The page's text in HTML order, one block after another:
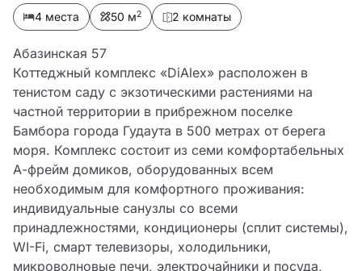
4 места 50 м2 2 комнаты
Абазинская 57
Коттеджный комплекс «DiAlex» расположен в
тенистом саду с экзотическими растениями на
частной территории в прибрежном поселке
Бамбора города Гудаута в 500 метрах от берега
моря. Комплекс состоит из семи комфортабельных
А-фрейм домиков, оборудованных всем
необходимым для комфортного проживания:
индивидуальные санузлы со всеми
принадлежностями, кондиционеры (сплит системы),
WI-Fi, смарт телевизоры, холодильники,
микроволновые печи, электрочайники и посуда,